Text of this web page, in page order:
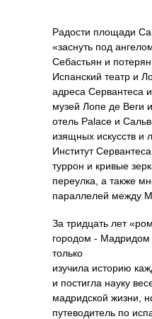
Радости площади
«заснуть под
Себастьян и
Испанский театр и
адреса Сервантеса
музей Лопе де Веги
отель Palace и
изящных искусств и
Институт
туррон и кривые
переулка, а также
параллелей между
За тридцать лет
городом - Мадридом
только
изучила историю
и постигла науку
мадридской жизни,
путеводитель по